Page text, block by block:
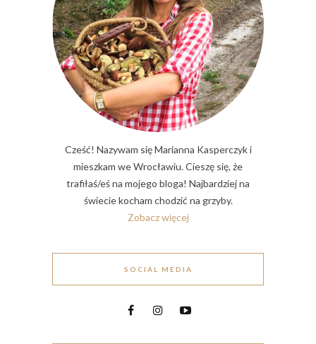
Cześć! Nazywam się Marianna Kasperczyk i
mieszkam we Wrocławiu. Cieszę się, że
trafiłaś/eś na mojego bloga! Najbardziej na
świecie kocham chodzić na grzyby.
Zobacz więcej
SOCIAL MEDIA